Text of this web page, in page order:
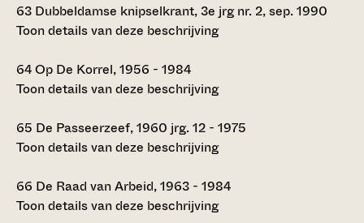
63 Dubbeldamse knipselkrant, 3e jrg nr. 2, sep. 1990
Toon details van deze beschrijving
64Op De Korrel, 1956 - 1984
Toon details van deze beschrijving
65 De Passeerzeef, 1960 jrg. 12 - 1975
Toon details van deze beschrijving
66 De Raad van Arbeid, 1963 - 1984
Toon details van deze beschrijving